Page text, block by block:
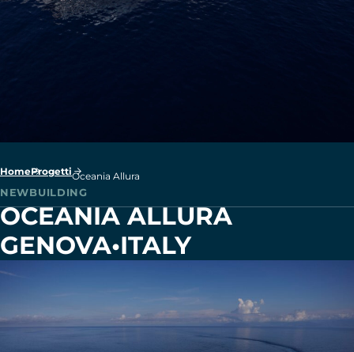
HomeProgettiOceania Allura
NEWBUILDING
OCEANIA ALLURA
GENOVA•ITALY